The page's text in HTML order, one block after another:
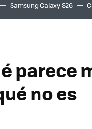
Samsung Galaxy S26
parece
no es